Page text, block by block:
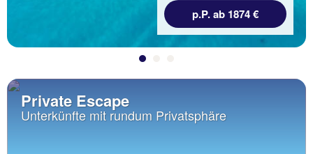
p.P. ab 1874 €
Private Escape
Unterkünfte mit rundum Privatsphäre